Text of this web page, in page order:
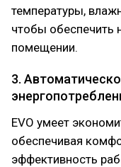
температуры,
чтобы обеспечить
помещении.
3.
EVO умеет
обеспечивая
эффективность